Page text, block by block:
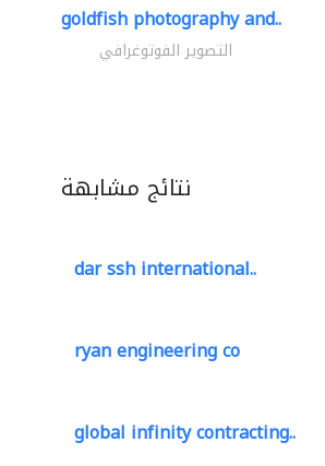
goldfish photography and..
التصوير الفوتوغرافي
نتائج مشابهة
dar ssh international..
ryan engineering co
global infinity contracting..